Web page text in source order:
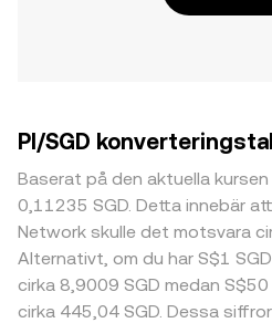
PI/SGD
Baserat på den aktuella
0,11235 SGD. Detta innebär
Network skulle det motsvara
Alternativt, om du har S$1
cirka 8,9009 SGD medan
cirka 445,04 SGD. Dessa